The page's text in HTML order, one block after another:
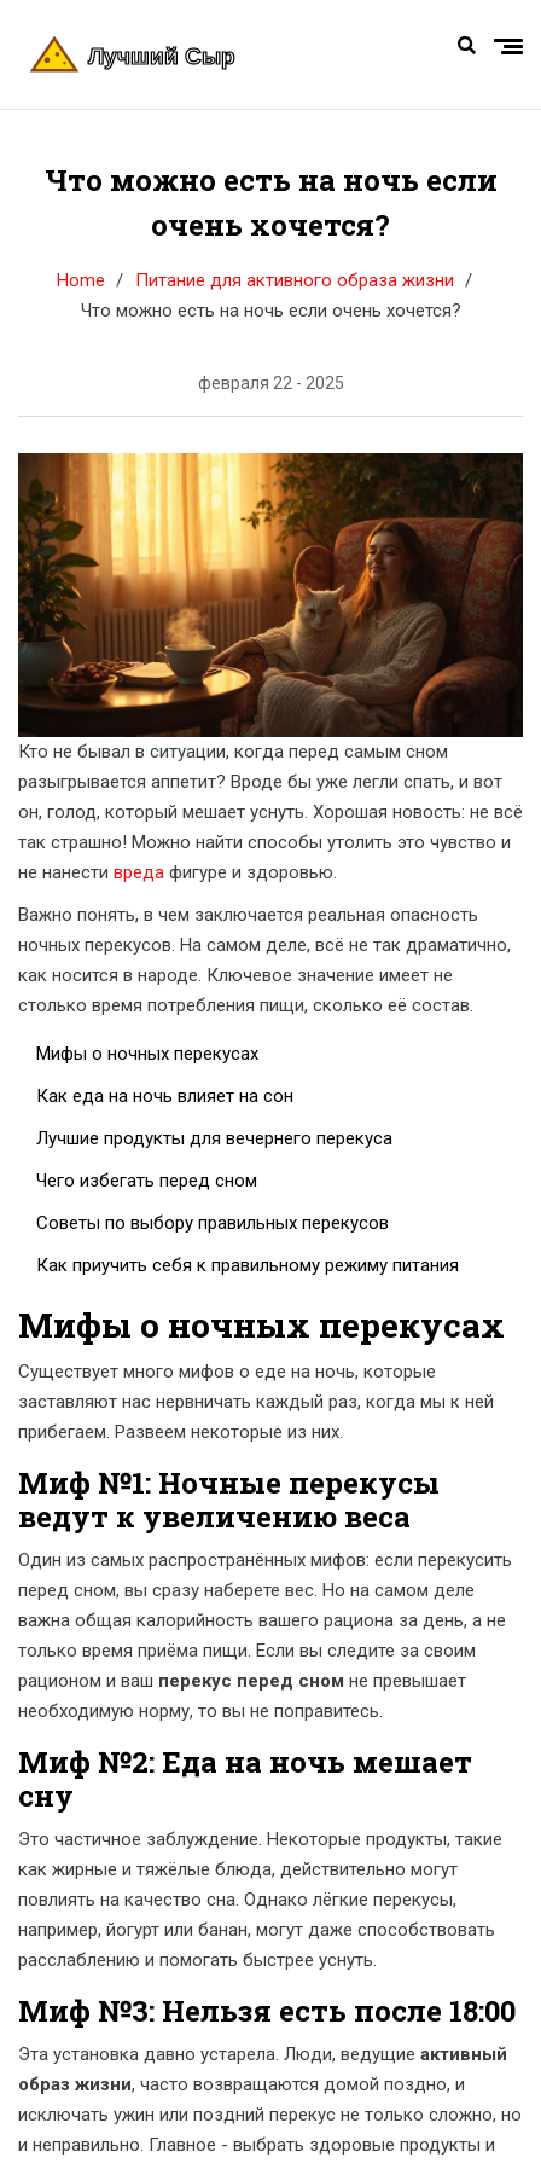
Что можно есть на ночь если
очень хочется?
Home
Питание для активного образа жизни
Что можно есть на ночь если очень хочется?
февраля 22 - 2025
Кто не бывал в ситуации, когда перед самым сном
разыгрывается аппетит? Вроде бы уже легли спать, и вот
он, голод, который мешает уснуть. Хорошая новость: не всё
так страшно! Можно найти способы утолить это чувство и
не нанести вреда фигуре и здоровью.
Важно понять, в чем заключается реальная опасность
ночных перекусов. На самом деле, всё не так драматично,
как носится в народе. Ключевое значение имеет не
столько время потребления пищи, сколько её состав.
Мифы о ночных перекусах
Как еда на ночь влияет на сон
Лучшие продукты для вечернего перекуса
Чего избегать перед сном
Советы по выбору правильных перекусов
Как приучить себя к правильному режиму питания
Мифы о ночных перекусах
Существует много мифов о еде на ночь, которые
заставляют нас нервничать каждый раз, когда мы к ней
прибегаем. Развеем некоторые из них.
Миф №1: Ночные перекусы
ведут к увеличению веса
Один из самых распространённых мифов: если перекусить
перед сном, вы сразу наберете вес. Но на самом деле
важна общая калорийность вашего рациона за день, а не
только время приёма пищи. Если вы следите за своим
рационом и ваш перекус перед сном не превышает
необходимую норму, то вы не поправитесь.
Миф №2: Еда на ночь мешает
сну
Это частичное заблуждение. Некоторые продукты, такие
как жирные и тяжёлые блюда, действительно могут
повлиять на качество сна. Однако лёгкие перекусы,
например, йогурт или банан, могут даже способствовать
расслаблению и помогать быстрее уснуть.
Миф №3: Нельзя есть после 18:00
Эта установка давно устарела. Люди, ведущие активный
образ жизни, часто возвращаются домой поздно, и
исключать ужин или поздний перекус не только сложно, но
и неправильно. Главное - выбрать здоровые продукты и